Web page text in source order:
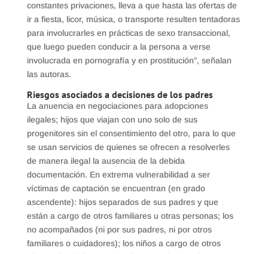
constantes privaciones, lleva a que hasta las ofertas de
ir a fiesta, licor, música, o transporte resulten tentadoras
para involucrarles en prácticas de sexo transaccional,
que luego pueden conducir a la persona a verse
involucrada en pornografía y en prostitución”, señalan
las autoras.
Riesgos asociados a decisiones de los padres
La anuencia en negociaciones para adopciones
ilegales; hijos que viajan con uno solo de sus
progenitores sin el consentimiento del otro, para lo que
se usan servicios de quienes se ofrecen a resolverles
de manera ilegal la ausencia de la debida
documentación. En extrema vulnerabilidad a ser
víctimas de captación se encuentran (en grado
ascendente): hijos separados de sus padres y que
están a cargo de otros familiares u otras personas; los
no acompañados (ni por sus padres, ni por otros
familiares o cuidadores); los niños a cargo de otros